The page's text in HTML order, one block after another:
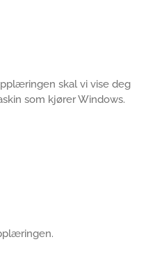
skal vi vise deg
som kjører Windows.